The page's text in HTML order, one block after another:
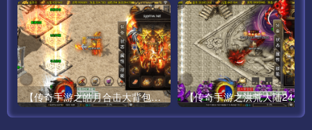
【传奇手游之皓月合击大背包-[白猪3.0]-免授权版】经典三职业复古特色战神引擎传奇手游-最新打包Win服务端源码视频架设教程-新版GM多功能网页授权物品后台-GM直冲网页后台-苹果IOS安卓双端版本！